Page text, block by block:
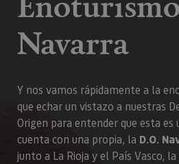
Navarra
Y nos vamos rápidamente a la
que echar un vistazo a nuestras
Origen para entender que esta es
cuenta con una propia, la D.O.
junto a La Rioja y el País Vasco, la